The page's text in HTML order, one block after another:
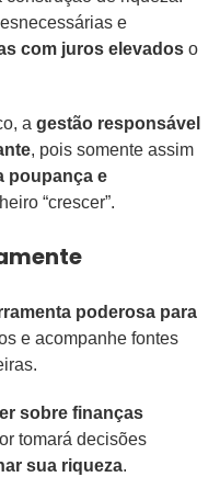
e
com juros elevados o
a gestão responsável
, pois somente assim
poupança e
“crescer”.
poderosa para
e acompanhe fontes
sobre finanças
tomará decisões
sua riqueza.